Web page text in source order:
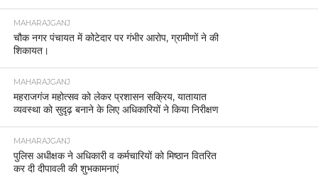
MAHARAJGANJ
चौक नगर पंचायत में कोटेदार पर गंभीर आरोप, ग्रामीणों ने की
शिकायत।
MAHARAJGANJ
महराजगंज महोत्सव को लेकर प्रशासन सक्रिय, यातायात
व्यवस्था को सुदृढ़ बनाने के लिए अधिकारियों ने किया निरीक्षण
MAHARAJGANJ
पुलिस अधीक्षक ने अधिकारी व कर्मचारियों को मिष्ठान वितरित
कर दी दीपावली की शुभकामनाएं